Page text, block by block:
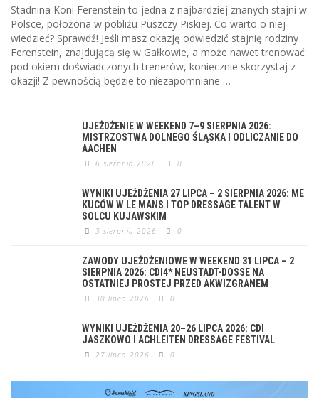
Stadnina Koni Ferenstein to jedna z najbardziej znanych stajni w
Polsce, położona w pobliżu Puszczy Piskiej. Co warto o niej
wiedzieć? Sprawdź! Jeśli masz okazję odwiedzić stajnię rodziny
Ferenstein, znajdującą się w Gałkowie, a może nawet trenować
pod okiem doświadczonych trenerów, koniecznie skorzystaj z
okazji! Z pewnością będzie to niezapomniane …
UJEŻDŻENIE W WEEKEND 7–9 SIERPNIA 2026:
MISTRZOSTWA DOLNEGO ŚLĄSKA I ODLICZANIE DO
AACHEN
6 sierpnia 2026 0
WYNIKI UJEŻDŻENIA 27 LIPCA – 2 SIERPNIA 2026: ME
KUCÓW W LE MANS I TOP DRESSAGE TALENT W
SOLCU KUJAWSKIM
3 sierpnia 2026 0
ZAWODY UJEŻDŻENIOWE W WEEKEND 31 LIPCA – 2
SIERPNIA 2026: CDI4* NEUSTADT-DOSSE NA
OSTATNIEJ PROSTEJ PRZED AKWIZGRANEM
30 lipca 2026 0
WYNIKI UJEŻDŻENIA 20–26 LIPCA 2026: CDI
JASZKOWO I ACHLEITEN DRESSAGE FESTIVAL
27 lipca 2026 0